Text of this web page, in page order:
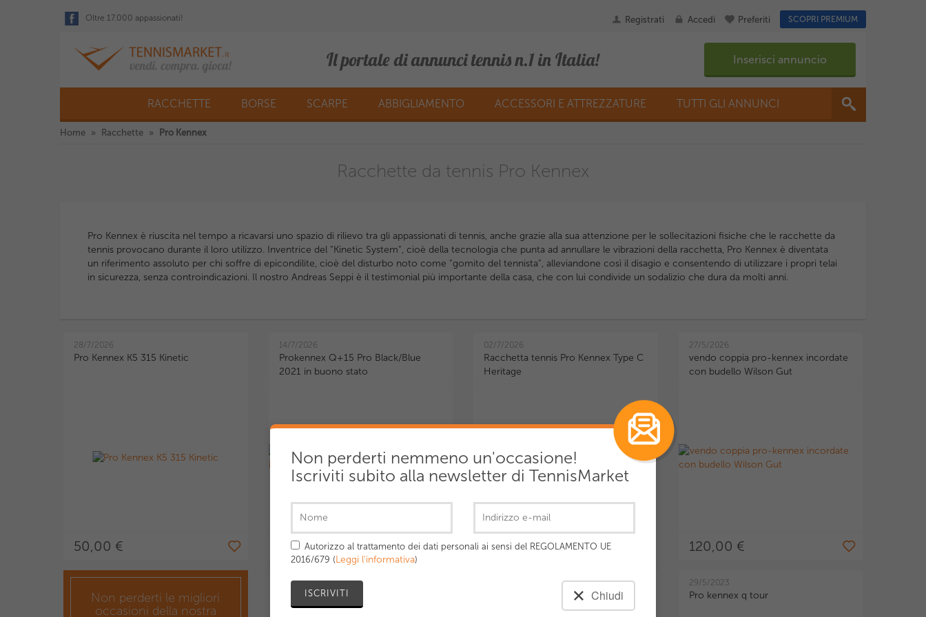
Oltre 17.000 appassionati! SCOPRI PREMIUM
Preferiti
Accedi
Registrati
Il portale di annunci tennis n.1 in Italia! Inserisci annuncio
RACCHETTE BORSE SCARPE ABBIGLIAMENTO ACCESSORI E ATTREZZATURE TUTTI GLI ANNUNCI
Home Racchette Pro Kennex
Racchette da tennis Pro Kennex
Pro Kennex è riuscita nel tempo a ricavarsi uno spazio di rilievo tra gli appassionati di tennis, anche grazie alla sua attenzione per le sollecitazioni fisiche che le racchette da
tennis provocano durante il loro utilizzo. Inventrice del “Kinetic System”, cioè della tecnologia che punta ad annullare le vibrazioni della racchetta, Pro Kennex è diventata
un riferimento assoluto per chi soffre di epicondilite, cioè del disturbo noto come “gomito del tennista”, alleviandone così il disagio e consentendo di utilizzare i propri telai
in sicurezza, senza controindicazioni. Il nostro Andreas Seppi è il testimonial più importante della casa, che con lui condivide un sodalizio che dura da molti anni.
28/7/2026
Pro Kennex K5 315 Kinetic
50,00 €
14/7/2026
Prokennex Q+15 Pro Black/Blue
2021 in buono stato
65,00 €
02/7/2026
Racchetta tennis Pro Kennex Type C
Heritage
110,00 €
27/5/2026
vendo coppia pro-kennex incordate
con budello Wilson Gut
120,00 €
Non perderti le migliori
occasioni della nostra
27/5/2026
Vendo Racchette - ProKennex PRO KENNEX KINETIC Ki 15
29/5/2023
Pro kennex q tour
Non perderti nemmeno un'occasione!
Iscriviti subito alla newsletter di TennisMarket
Autorizzo al trattamento dei dati personali ai sensi del REGOLAMENTO UE
2016/679 (Leggi l'informativa)
Chiudi